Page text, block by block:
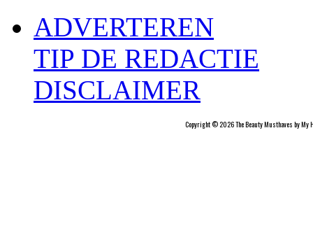
ADVERTEREN
TIP DE REDACTIE
DISCLAIMER
Copyright © 2026 The Beauty Musthaves by My